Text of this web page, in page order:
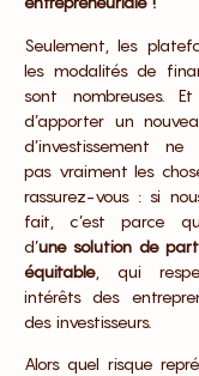
Seulement, les
les modalités de
sont nombreuses.
d’apporter un
d’investissement ne
pas vraiment les
rassurez-vous : si
fait, c’est parce
d’une solution de
équitable , qui
intérêts des
des investisseurs.
Alors quel risque